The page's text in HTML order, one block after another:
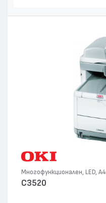
Многофункционален, LED, А4
C3520